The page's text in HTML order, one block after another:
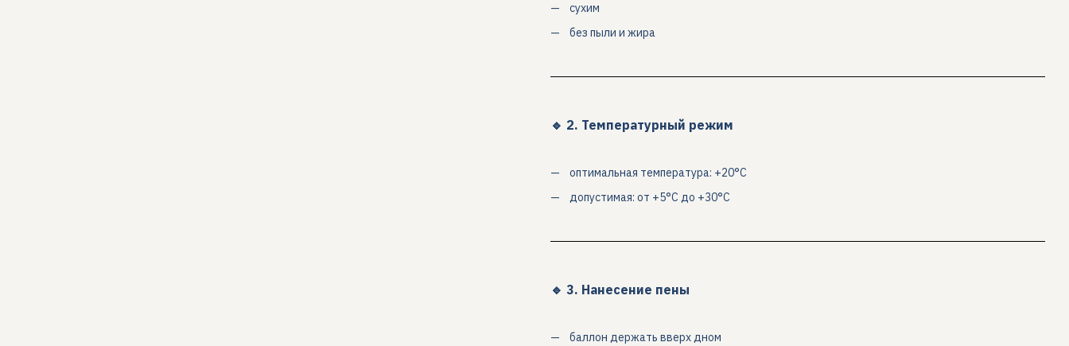
сухим
без пыли и жира
🔹 2. Температурный режим
оптимальная температура: +20°C
допустимая: от +5°C до +30°C
🔹 3. Нанесение пены
баллон держать вверх дном